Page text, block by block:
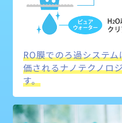
RO膜でのろ過システ
価されるナノテクノロ
す。